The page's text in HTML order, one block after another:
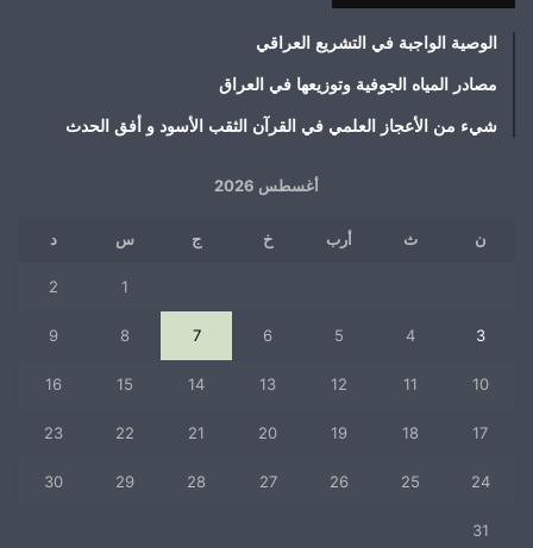
الوصية الواجبة في التشريع العراقي
مصادر المياه الجوفية وتوزيعها في العراق
شيء من الأعجاز العلمي في القرآن الثقب الأسود و أفق الحدث
أغسطس 2026
ن ث أرب خ ج س د
1
2
3
4
5
6
7
8
9
10
11
12
13
14
15
16
17
18
19
20
21
22
23
24
25
26
27
28
29
30
31